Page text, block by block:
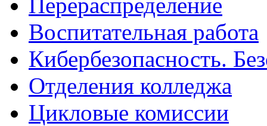
Воспитательная работа
Кибербезопасность.
Отделения колледжа
Цикловые комиссии